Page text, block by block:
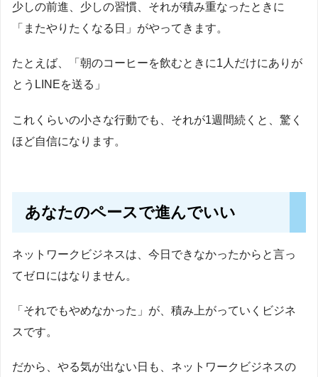
少しの前進、少しの習慣、それが積み重なったときに
「またやりたくなる日」がやってきます。
たとえば、「朝のコーヒーを飲むときに1人だけにありが
とうLINEを送る」
これくらいの小さな行動でも、それが1週間続くと、驚く
ほど自信になります。
あなたのペースで進んでいい
ネットワークビジネスは、今日できなかったからと言っ
てゼロにはなりません。
「それでもやめなかった」が、積み上がっていくビジネ
スです。
だから、やる気が出ない日も、ネットワークビジネスの